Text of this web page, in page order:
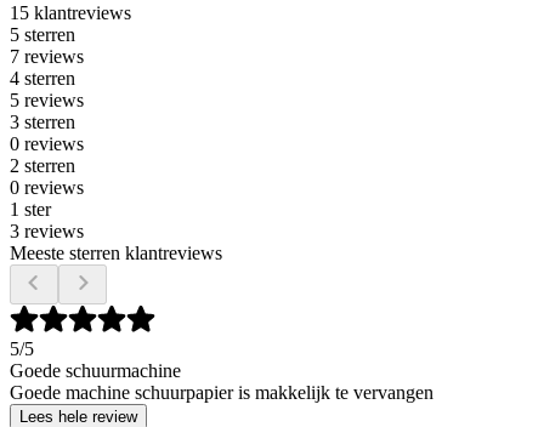
15 klantreviews
5 sterren
7 reviews
4 sterren
5 reviews
3 sterren
0 reviews
2 sterren
0 reviews
1 ster
3 reviews
Meeste sterren klantreviews
5/5
Goede schuurmachine
Goede machine schuurpapier is makkelijk te vervangen
Lees hele review